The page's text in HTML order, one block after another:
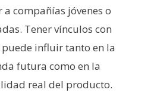
compañías jóvenes o
Tener vínculos con
influir tanto en la
futura como en la
real del producto.